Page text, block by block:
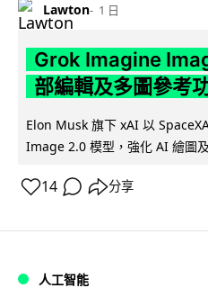
Lawton 1 日
Grok Imagine
部編輯及多圖參考
Elon Musk 旗下 xAI 以
Image 2.0 模型，強化 AI 繪圖
14 分享
人工智能